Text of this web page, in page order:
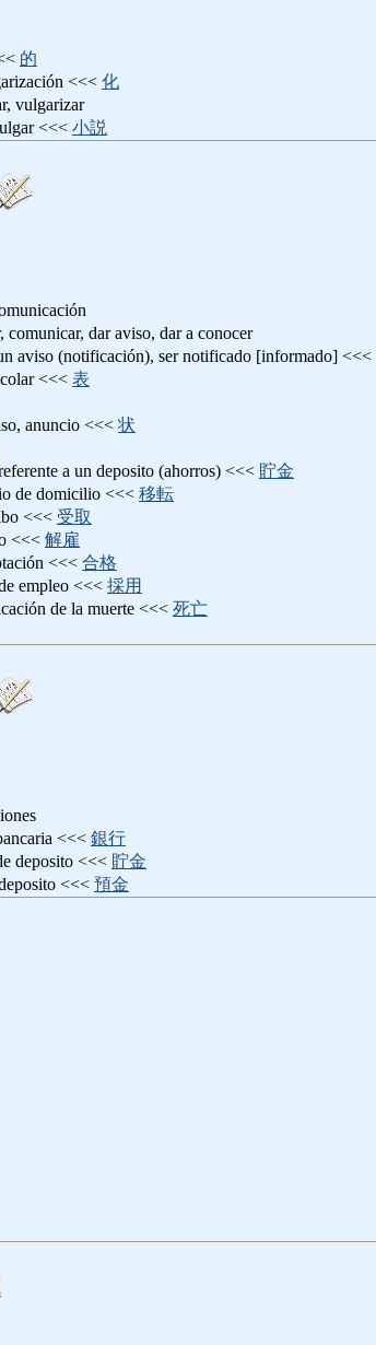
的
<<< 化
vulgarizar
<<< 小説
dar aviso, dar a conocer
(notificación), ser notificado [informado] <<<
<<< 表
anuncio <<< 状
a un deposito (ahorros) <<< 貯金
de domicilio <<< 移転
<<< 受取
<<< 解雇
<<< 合格
empleo <<< 採用
de la muerte <<< 死亡
<<< 銀行
deposito <<< 貯金
<<< 預金